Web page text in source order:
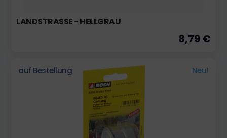
LANDSTRASSE - HELLGRAU
8,79 €
auf Bestellung Neu!